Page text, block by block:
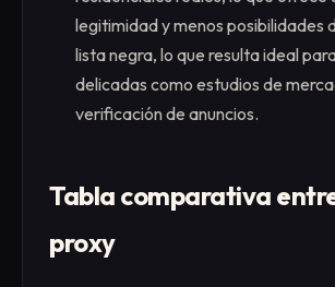
legitimidad y menos posibilidades
lista negra, lo que resulta ideal
delicadas como estudios de
verificación de anuncios.
Tabla comparativa
proxy